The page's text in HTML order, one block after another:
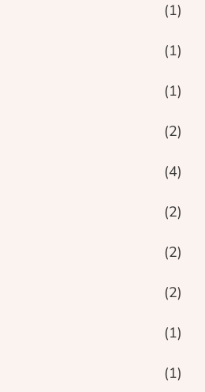
(1)
(1)
(1)
(2)
(4)
(2)
(2)
(2)
(1)
(1)